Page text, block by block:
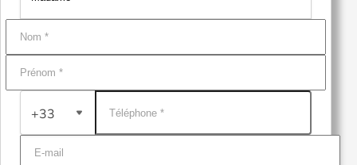
+33